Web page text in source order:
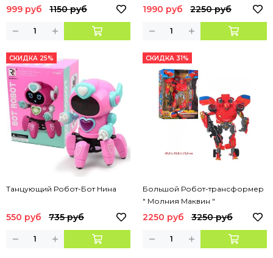
999 руб 1150 руб
Рыцарь"
1990 руб 2250 руб
СКИДКА 25%
Танцующий Робот-Бот Нина
550 руб 735 руб
СКИДКА 31%
Большой Робот-трансформер
" Молния Маквин "
2250 руб 3250 руб